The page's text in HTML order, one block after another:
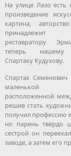
На улице Лазо есть
произведение
картина,
реставратору
теперь нашему
Спартаку Кудухову.
Спартак Семенович
маленькой
расположенной
решив стать
получил профессию
но парень твёрдо
сестрой он
заводе, а затем его